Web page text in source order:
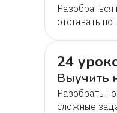
отставать
24
Выучить
Разобрать
сложные